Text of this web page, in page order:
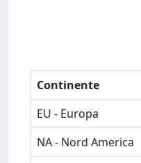
Continente
EU - Europa
NA - Nord America